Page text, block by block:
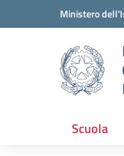
Vai ai contenuti
Vai al menu di navigazione
Ministero
Scuola